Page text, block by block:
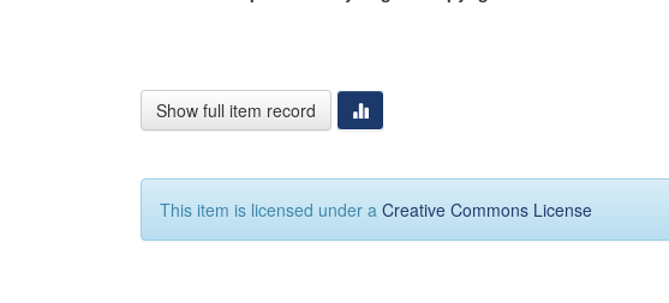
Show full item record
This item is licensed under a Creative Commons License